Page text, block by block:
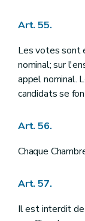
Art. 55.
Les votes sont
nominal; sur
appel nominal.
candidats se
Art. 56.
Chaque
Art. 57.
Il est interdit